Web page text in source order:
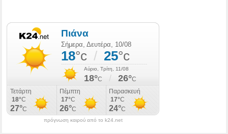
πρόγνωση καιρού από το k24.net